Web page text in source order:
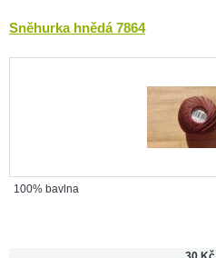
Sněhurka hnědá 7864
100% bavlna